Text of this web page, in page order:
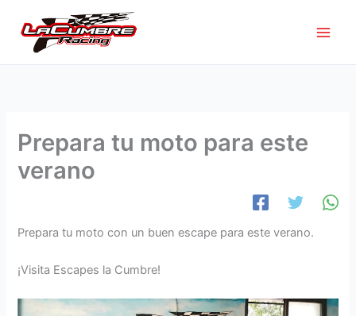
contenido
Prepara tu moto para este
verano
Prepara tu moto con un buen escape para este verano.
¡Visita Escapes la Cumbre!